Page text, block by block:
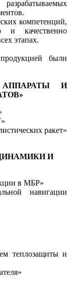
компетенций,
и качественно
этапах.
были
АППАРАТЫ И
ракет»
И
в МБР»
навигации
теплозащиты и